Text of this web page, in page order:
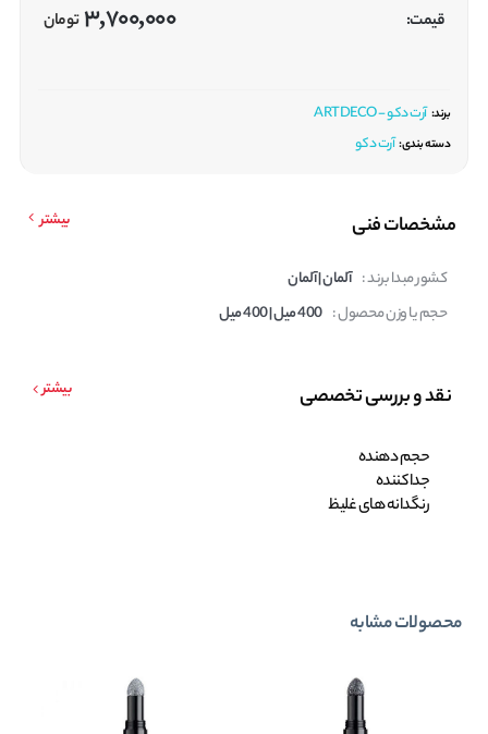
قیمت: 3,700,000 تومان
برند: آرت دکو - ARTDECO
دسته بندی: آرت دکو
مشخصات فنی بیشتر
کشور مبدا برند : آلمان | آلمان
حجم یا وزن محصول : 400 میل | 400 میل
نقد و بررسی تخصصی بیشتر
حجم دهنده
جدا کننده
رنگدانه های غلیظ
محصولات مشابه